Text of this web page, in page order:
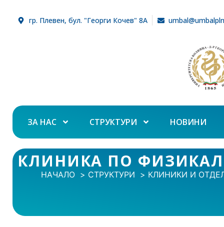
гр. Плевен, бул. "Георги Кочев" 8А
ЗА НАС СТРУКТУРИ НОВИНИ
КЛИНИКА ПО
НАЧАЛО СТРУКТУРИ КЛИНИКИ И